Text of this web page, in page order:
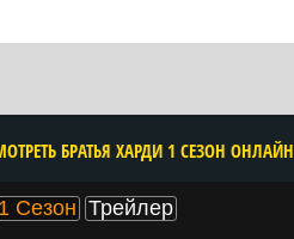
1 Сезон Трейлер